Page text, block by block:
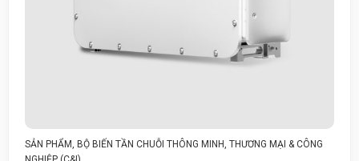
THÔNG MINH ,THƯƠNG MẠI & CÔNG SẢN PHẨM ,HỆ THỐNG